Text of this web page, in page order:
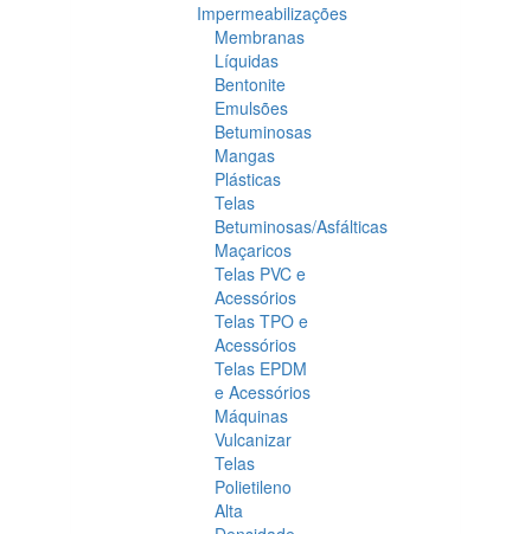
Impermeabilizações
Membranas
Líquidas
Bentonite
Emulsões
Betuminosas
Mangas
Plásticas
Telas
Betuminosas/Asfálticas
Maçaricos
Telas PVC e
Acessórios
Telas TPO e
Acessórios
Telas EPDM
e Acessórios
Máquinas
Vulcanizar
Telas
Polietileno
Alta